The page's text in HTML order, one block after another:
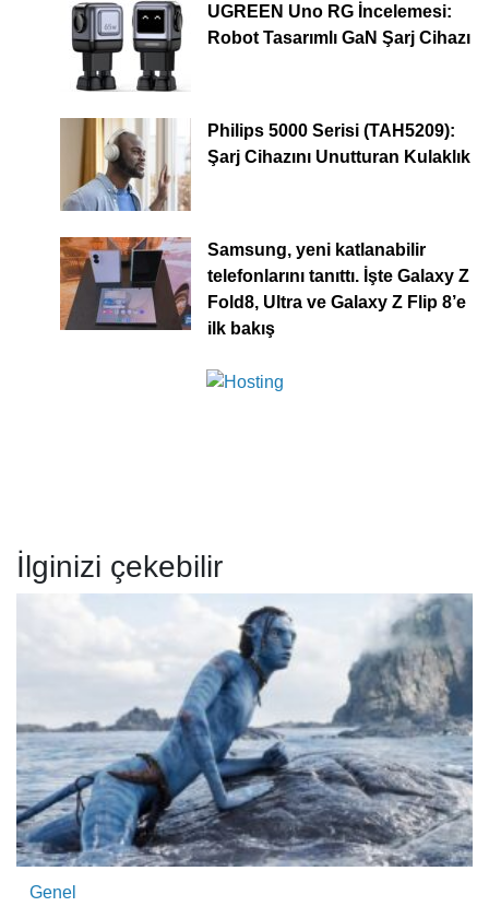
UGREEN Uno RG İncelemesi:
Robot Tasarımlı GaN Şarj Cihazı
Philips 5000 Serisi (TAH5209):
Şarj Cihazını Unutturan Kulaklık
Samsung, yeni katlanabilir
telefonlarını tanıttı. İşte Galaxy Z
Fold8, Ultra ve Galaxy Z Flip 8’e
ilk bakış
İlginizi çekebilir
Genel